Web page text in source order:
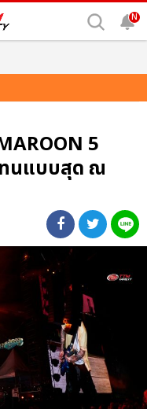
N
5
ทนแบบสุด ณ